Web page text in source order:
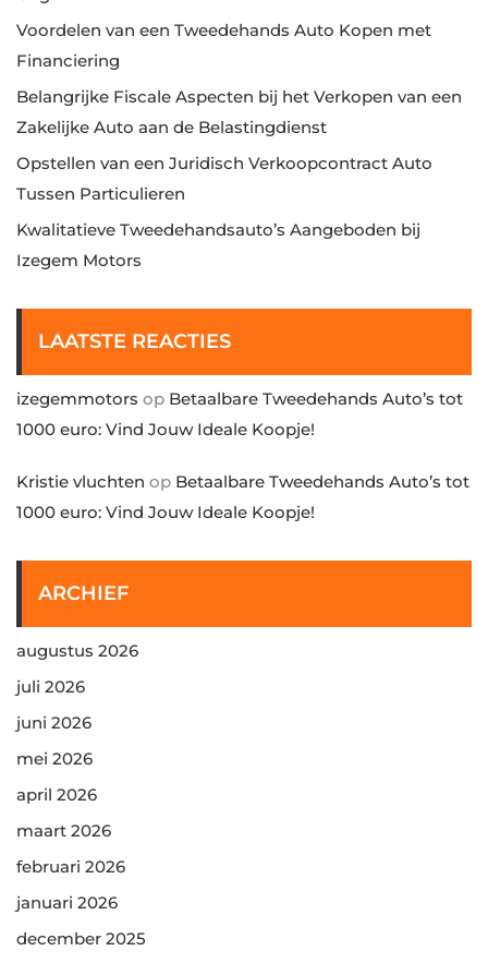
Voordelen van een Tweedehands Auto Kopen met
Financiering
Belangrijke Fiscale Aspecten bij het Verkopen van een
Zakelijke Auto aan de Belastingdienst
Opstellen van een Juridisch Verkoopcontract Auto
Tussen Particulieren
Kwalitatieve Tweedehandsauto’s Aangeboden bij
Izegem Motors
LAATSTE REACTIES
izegemmotors op Betaalbare Tweedehands Auto’s tot
1000 euro: Vind Jouw Ideale Koopje!
Kristie vluchten op Betaalbare Tweedehands Auto’s tot
1000 euro: Vind Jouw Ideale Koopje!
ARCHIEF
augustus 2026
juli 2026
juni 2026
mei 2026
april 2026
maart 2026
februari 2026
januari 2026
december 2025